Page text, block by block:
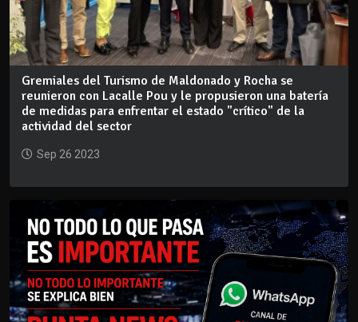
Gremiales del Turismo de Maldonado y Rocha se
reunieron con Lacalle Pou y le propusieron una batería
de medidas para enfrentar el estado "crítico" de la
actividad del sector
Sep 26 2023